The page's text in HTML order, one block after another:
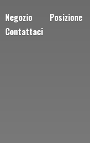
Negozio
Posizione
Contattaci